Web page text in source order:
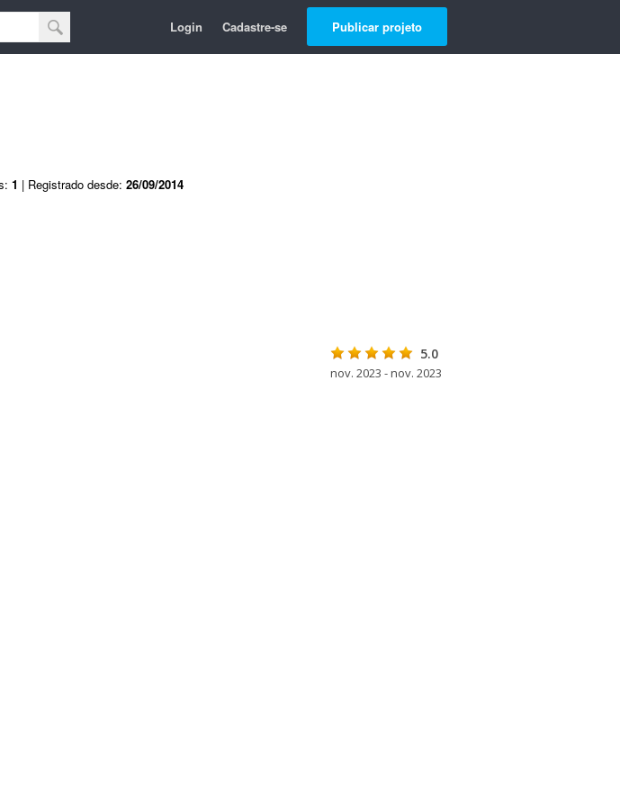
Login Cadastre-se Publicar projeto
1 | Registrado desde: 26/09/2014
5.0
nov. 2023 - nov. 2023